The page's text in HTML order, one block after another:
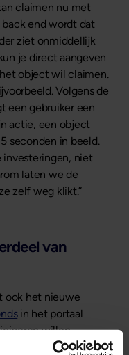
claimen nu met
back end wordt dat
ziet onmiddellijk
je direct aangeven
object wil claimen.
Volgens de
een gebruiker een
actie, een object
seconden in beeld.
investeringen, niet
laten we de
zelf weg klikt.”
van
ook het nieuwe
in het portaal
willen
en het